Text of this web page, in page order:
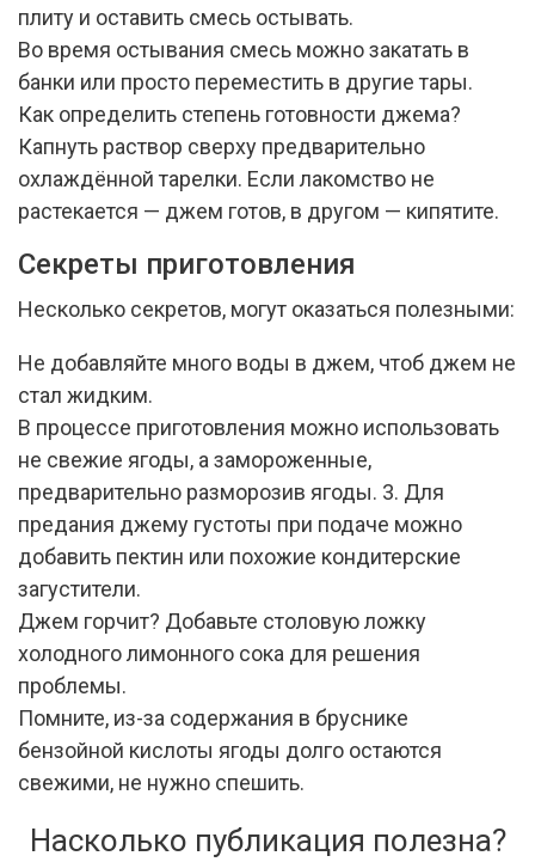
плиту и оставить смесь остывать.
Во время остывания смесь можно закатать в
банки или просто переместить в другие тары.
Как определить степень готовности джема?
Капнуть раствор сверху предварительно
охлаждённой тарелки. Если лакомство не
растекается — джем готов, в другом — кипятите.
Секреты приготовления
Несколько секретов, могут оказаться полезными:
Не добавляйте много воды в джем, чтоб джем не
стал жидким.
В процессе приготовления можно использовать
не свежие ягоды, а замороженные,
предварительно разморозив ягоды. 3. Для
предания джему густоты при подаче можно
добавить пектин или похожие кондитерские
загустители.
Джем горчит? Добавьте столовую ложку
холодного лимонного сока для решения
проблемы.
Помните, из-за содержания в бруснике
бензойной кислоты ягоды долго остаются
свежими, не нужно спешить.
Насколько публикация полезна?